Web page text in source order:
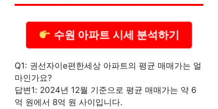
수원 아파트 시세 분석하기
Q1: 권선자이e편한세상 아파트의 평균 매매가는 얼
마인가요?
답변1: 2024년 12월 기준으로 평균 매매가는 약 6
억 원에서 8억 원 사이입니다.